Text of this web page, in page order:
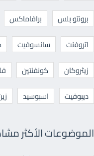
برونتو بلس
برافاماكس
اتروفنت
سانسوفيت
زيثروكان
كونفنتين
ديبوفيت
اسبوسيد
الموضوعات الأكثر